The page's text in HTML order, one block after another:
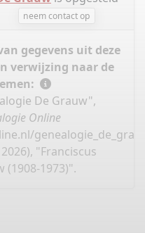
neem contact op
gegevens uit deze
verwijzing naar de
De Grauw",
Online
"Franciscus
(1908-1973)".